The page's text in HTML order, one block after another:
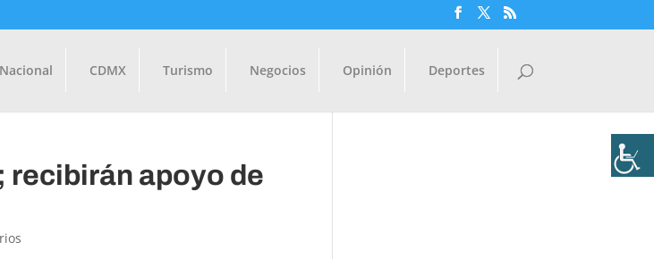
Nacional CDMX Turismo Negocios Opinión Deportes
recibirán apoyo de